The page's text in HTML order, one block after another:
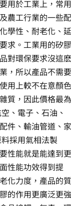
用於工業上，常用
農工行業的一些配
學性、耐老化、延
求。工業用的矽膠
對環保要求沒這麽
，所以產品不需要
用上較不在意顏色
質，因此價格最為
、電子、石油、
件、輸油管道、家
採用氣相法製
性能就是能達到更
性能功效得到提
化力度，產品的質
的作用更廣泛更強